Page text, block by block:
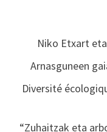
Niko Etxart
Arnasguneen
Diversité
“Zuhaitzak eta